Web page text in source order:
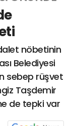
nöbetinin
Belediyesi
sebep rüşvet
Taşdemir
de tepki var
İsmetpaşa
Han Kat: 1